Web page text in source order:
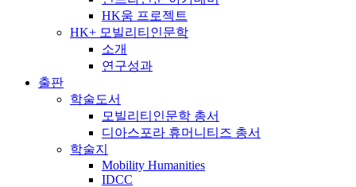
HK움 프로젝트
HK+ 모빌리티인문학
소개
연구성과
출판
학술도서
모빌리티인문학 총서
디아스포라 휴머니티즈 총서
학술지
Mobility Humanities
IDCC